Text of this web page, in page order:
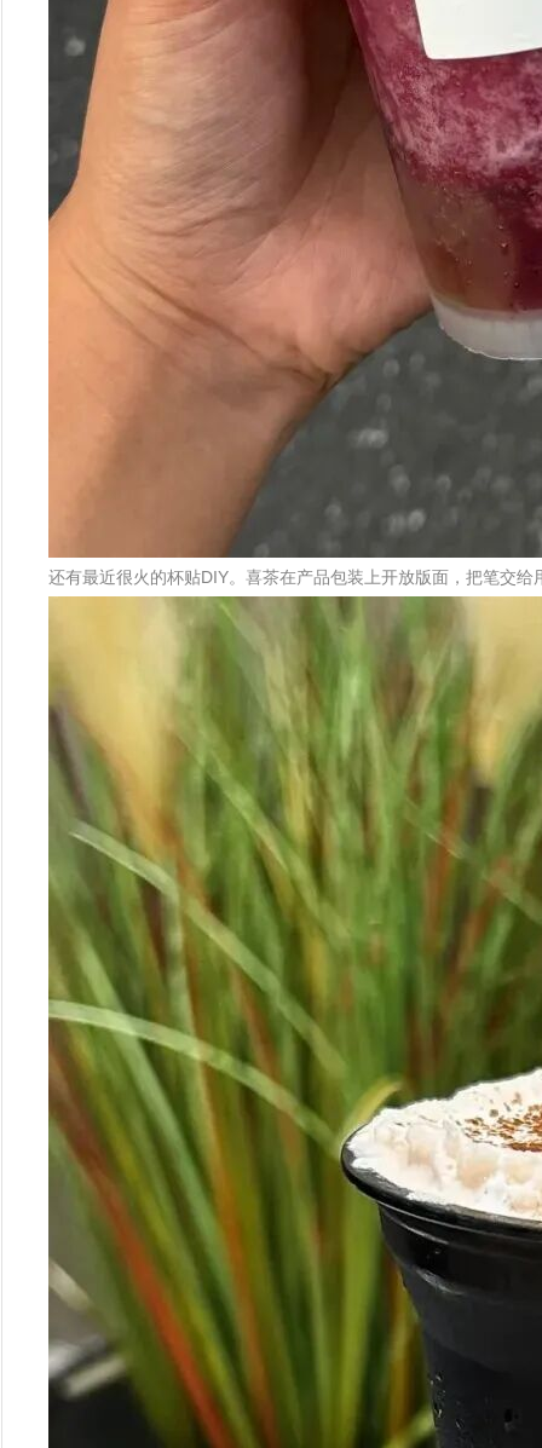
还有最近很火的杯贴DIY。喜茶在产品包装上开放版面，把笔交